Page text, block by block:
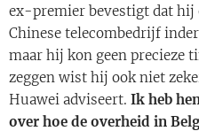
ex-premier bevestigt dat hij
Chinese telecombedrijf
maar hij kon geen precieze
zeggen wist hij ook niet
Huawei adviseert. Ik heb
over hoe de overheid in